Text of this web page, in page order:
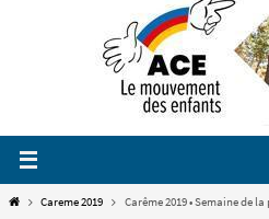
HomeCareme 2019 Carême 2019 • Semaine de